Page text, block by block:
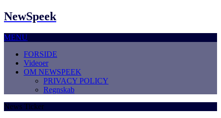
NewSpeek
MENU
FORSIDE
Videoer
OM NEWSPEEK
PRIVACY POLICY
Regnskab
News Ticker